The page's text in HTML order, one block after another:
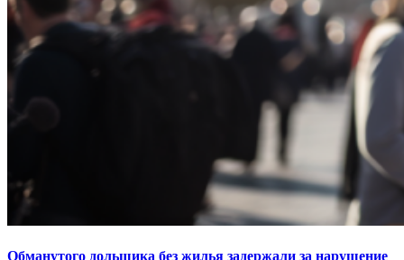
Обманутого дольщика без жилья задержали за нарушение